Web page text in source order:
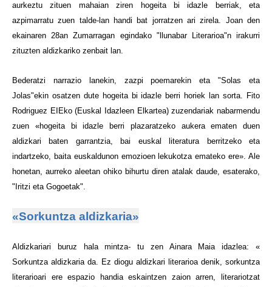
aurkeztu zituen mahaian ziren hogeita bi idazle berriak, eta
azpimarratu zuen talde-lan handi bat jorratzen ari zirela. Joan den
ekainaren 28an Zumarragan egindako "llunabar Literarioa"n irakurri
zituzten aldizkariko zenbait lan.
Bederatzi narrazio lanekin, zazpi poemarekin eta "Solas eta
Jolas"ekin osatzen dute hogeita bi idazle berri horiek lan sorta. Fito
Rodriguez EIEko (Euskal Idazleen Elkartea) zuzendariak nabarmendu
zuen «hogeita bi idazle berri plazaratzeko aukera ematen duen
aldizkari baten garrantzia, bai euskal literatura berritzeko eta
indartzeko, baita euskaldunon emozioen lekukotza emateko ere». Ale
honetan, aurreko aleetan ohiko bihurtu diren atalak daude, esaterako,
"Iritzi eta Gogoetak".
«Sorkuntza aldizkaria»
Aldizkariari buruz hala mintza- tu zen Ainara Maia idazlea: «
Sorkuntza aldizkaria da. Ez diogu aldizkari literarioa denik, sorkuntza
literarioari ere espazio handia eskaintzen zaion arren, literariotzat